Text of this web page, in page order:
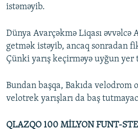
istəməyib.
Dünya Avarçəkmə Liqası əvvəlcə
getmək istəyib, ancaq sonradan
Çünki yarış keçirməyə uyğun yer
Bundan başqa, Bakıda velodrom
velotrek yarışları da baş
QLAZQO 100 MİLYON FUNT-